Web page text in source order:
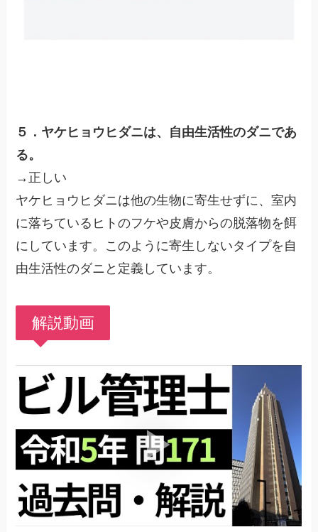
５．ヤケヒョウヒダニは、自由生活性のダニであ
る。
→正しい
ヤケヒョウヒダニは他の生物に寄生せずに、室内
に落ちているヒトのフケや皮膚からの脱落物を餌
にしています。このように寄生しないタイプを自
由生活性のダニと定義しています。
解説動画